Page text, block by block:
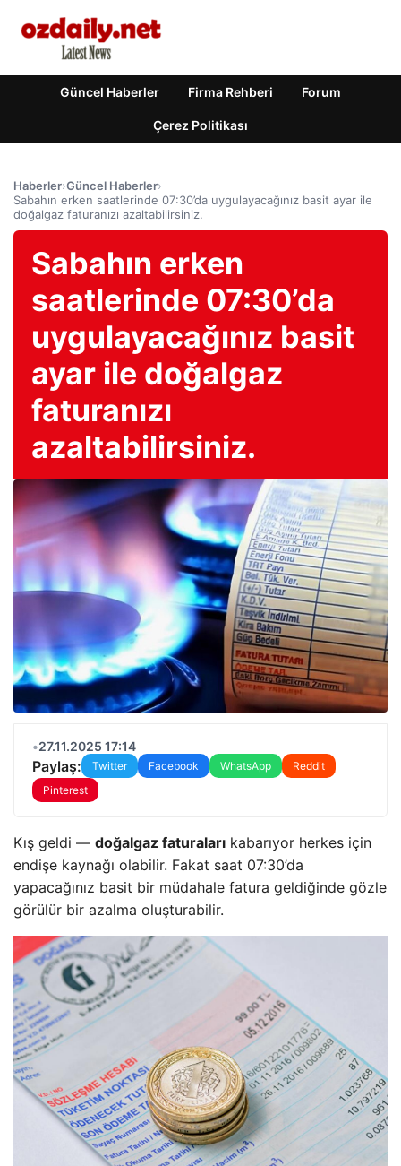
Güncel Haberler Firma Rehberi Forum
Çerez Politikası
Haberler›Güncel Haberler›
Sabahın erken saatlerinde 07:30’da uygulayacağınız basit ayar ile
doğalgaz faturanızı azaltabilirsiniz.
Sabahın erken
saatlerinde 07:30’da
uygulayacağınız basit
ayar ile doğalgaz
faturanızı
azaltabilirsiniz.
•27.11.2025 17:14
Paylaş: Twitter Facebook WhatsApp
Reddit
Pinterest
Kış geldi — doğalgaz faturaları kabarıyor herkes için
endişe kaynağı olabilir. Fakat saat 07:30’da
yapacağınız basit bir müdahale fatura geldiğinde gözle
görülür bir azalma oluşturabilir.